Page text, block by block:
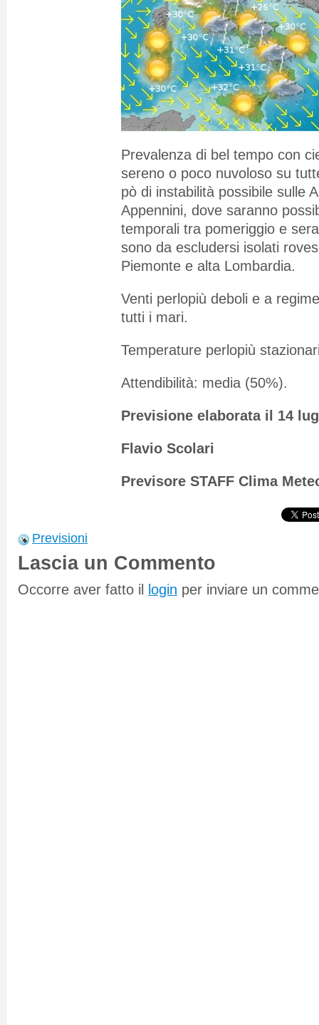
Prevalenza di bel tempo con
sereno o poco nuvoloso su
pò di instabilità possibile sulle
Appennini, dove saranno
temporali tra pomeriggio e
sono da escludersi isolati
Piemonte e alta Lombardia.
Venti perlopiù deboli e a
tutti i mari.
Temperature perlopiù
Attendibilità: media (50%).
Previsione elaborata il 14
Flavio Scolari
Previsore STAFF Clima
Previsioni
Lascia un Commento
Occorre aver fatto il login per inviare un